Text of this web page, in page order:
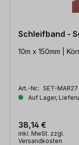
Schleifband -
10m x 150mm |
Art.-Nr.: SET-
Auf Lager,
38,14 €
inkl. MwSt. zzgl.
Versandkosten